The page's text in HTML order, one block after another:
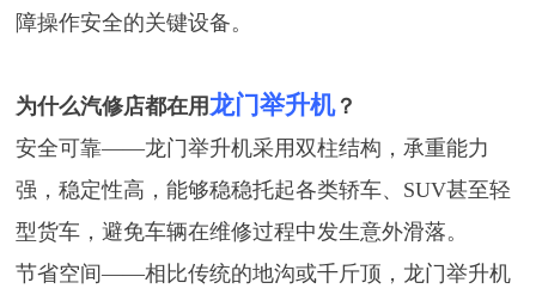
障操作安全的关键设备。
为什么汽修店都在用 龙门举升机？
安全可靠——龙门举升机采用双柱结构，承重能力
强，稳定性高，能够稳稳托起各类轿车、SUV甚至轻
型货车，避免车辆在维修过程中发生意外滑落。
节省空间——相比传统的地沟或千斤顶，龙门举升机